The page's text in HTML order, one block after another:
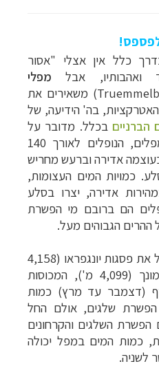
כלל אין אצלי "אסור
אבל מפלי
(Truemmelbach Faelle) משאירים את
בה' הידיעה, של
הברניים בכלל. מדובר על
סדרה מרשימה של 10 מפלים, הנופלים לאורך 140
אדירה וברעש מחריש
כמויות המים העצומות,
אדירה, יצרו בסלע
הם ברובם מי הפשרת
ההרים הגבוהים מעל.
אגן הניקוז של המפלים כולל את פסגות יונגפראו (4,158
מ'), אייגר (3,970 מ') ומונך (4,099 מ'), המכוסות
(דצמבר עד מרץ) כמות
שלגים, אולם החל
השלגים והקרחונים
כמות המים במפל יכולה
שייט והליכהלחצו לרשימת
נופש לחצו לרשימת היעדים »